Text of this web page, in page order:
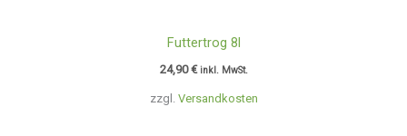
zzgl. Versandkosten
Futtertrog 8l
24,90€ inkl. MwSt.